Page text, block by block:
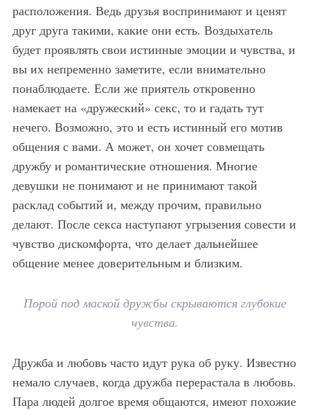
расположения. Ведь друзья воспринимают и ценят
друг друга такими, какие они есть. Воздыхатель
будет проявлять свои истинные эмоции и чувства, и
вы их непременно заметите, если внимательно
понаблюдаете. Если же приятель откровенно
намекает на «дружеский» секс, то и гадать тут
нечего. Возможно, это и есть истинный его мотив
общения с вами. А может, он хочет совмещать
дружбу и романтические отношения. Многие
девушки не понимают и не принимают такой
расклад событий и, между прочим, правильно
делают. После секса наступают угрызения совести и
чувство дискомфорта, что делает дальнейшее
общение менее доверительным и близким.
Порой под маской дружбы скрываются глубокие
чувства.
Дружба и любовь часто идут рука об руку. Известно
немало случаев, когда дружба перерастала в любовь.
Пара людей долгое время общаются, имеют похожие